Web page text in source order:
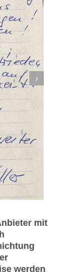
mit
werden